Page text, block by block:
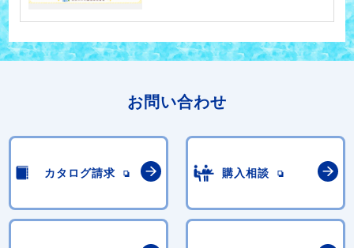
お問い合わせ
カタログ請求 購入相談